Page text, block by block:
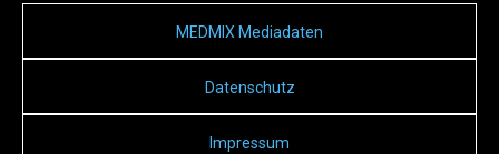
MEDMIX Mediadaten
Datenschutz
Impressum